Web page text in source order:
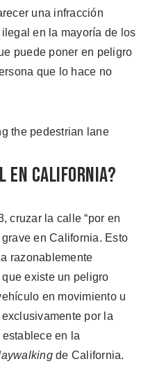
una infracción
en la mayoría de los
puede poner en peligro
que lo hace no
en California?
cruzar la calle “por en
en California. Esto
razonablemente
existe un peligro
en movimiento u
por la
establece en la
de California.